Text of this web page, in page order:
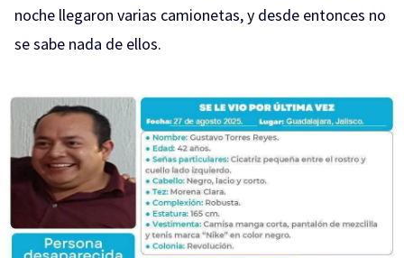
noche llegaron varias camionetas, y desde entonces no
se sabe nada de ellos.